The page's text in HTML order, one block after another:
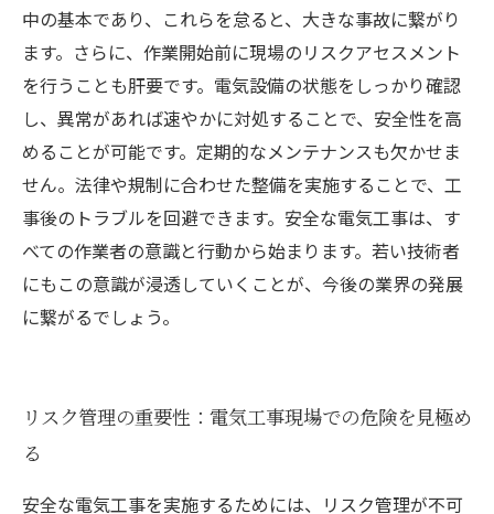
中の基本であり、これらを怠ると、大きな事故に繋がり
ます。さらに、作業開始前に現場のリスクアセスメント
を行うことも肝要です。電気設備の状態をしっかり確認
し、異常があれば速やかに対処することで、安全性を高
めることが可能です。定期的なメンテナンスも欠かせま
せん。法律や規制に合わせた整備を実施することで、工
事後のトラブルを回避できます。安全な電気工事は、す
べての作業者の意識と行動から始まります。若い技術者
にもこの意識が浸透していくことが、今後の業界の発展
に繋がるでしょう。
リスク管理の重要性：電気工事現場での危険を見極め
る
安全な電気工事を実施するためには、リスク管理が不可